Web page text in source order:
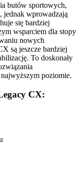
butów sportowych,
jednak wprowadzają
się bardziej
wsparciem dla stopy
nowych
są jeszcze bardziej
To doskonały
poziomie.
CX: